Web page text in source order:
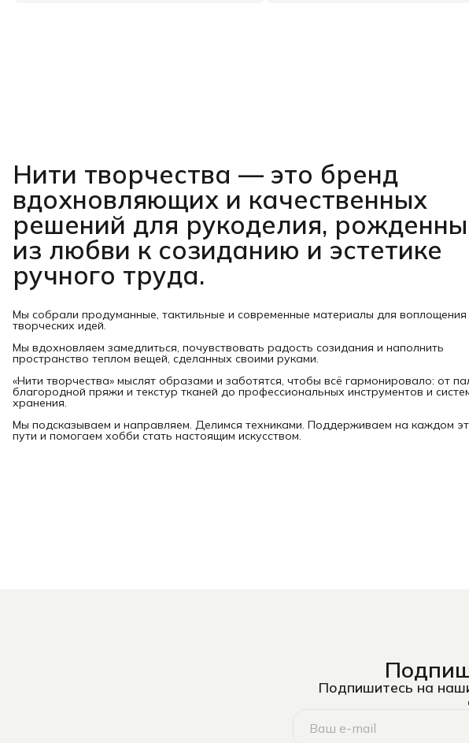
Нити творчества — это бренд
вдохновляющих и качественных
решений для рукоделия,
из любви к созиданию и эстетике
ручного труда.
Мы собрали продуманные, тактильные и современные материалы для
творческих идей.
Мы вдохновляем замедлиться, почувствовать радость созидания и наполнить
пространство теплом вещей, сделанных своими руками.
«Нити творчества» мыслят образами и заботятся, чтобы всё гармонировало: от
благородной пряжи и текстур тканей до профессиональных инструментов и
хранения.
Мы подсказываем и направляем. Делимся техниками. Поддерживаем на каждом
пути и помогаем хобби стать настоящим искусством.
Подпишитесь на